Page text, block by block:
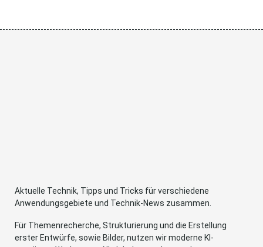
Aktuelle Technik, Tipps und Tricks für verschiedene
Anwendungsgebiete und Technik-News zusammen.
Für Themenrecherche, Strukturierung und die Erstellung
erster Entwürfe, sowie Bilder, nutzen wir moderne KI-